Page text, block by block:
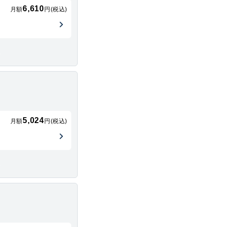
月額6,610 円(税込)
月額5,024 円(税込)